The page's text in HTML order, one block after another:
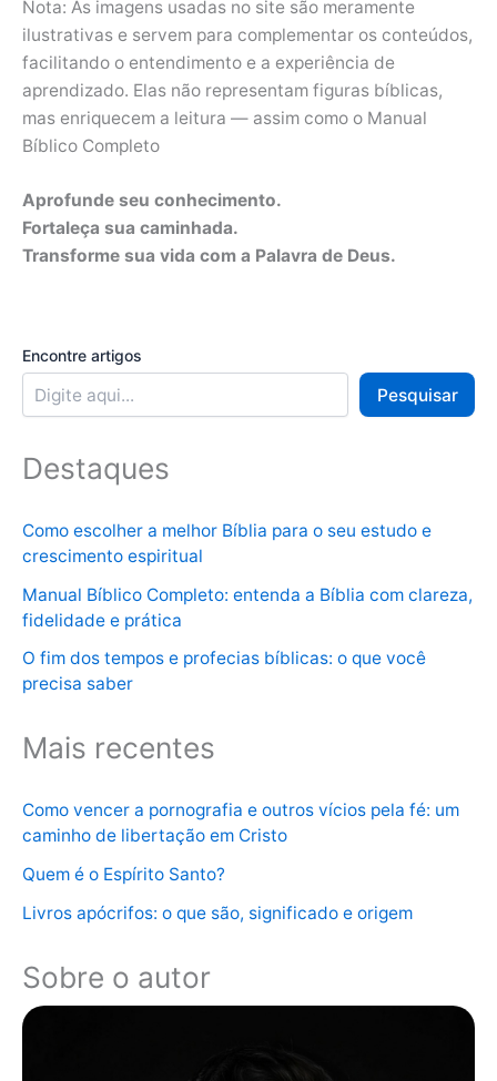
Nota: As imagens usadas no site são meramente
ilustrativas e servem para complementar os conteúdos,
facilitando o entendimento e a experiência de
aprendizado. Elas não representam figuras bíblicas,
mas enriquecem a leitura — assim como o Manual
Bíblico Completo
Aprofunde seu conhecimento.
Fortaleça sua caminhada.
Transforme sua vida com a Palavra de Deus.
Encontre artigos
Pesquisar
Destaques
Como escolher a melhor Bíblia para o seu estudo e
crescimento espiritual
Manual Bíblico Completo: entenda a Bíblia com clareza,
fidelidade e prática
O fim dos tempos e profecias bíblicas: o que você
precisa saber
Mais recentes
Como vencer a pornografia e outros vícios pela fé: um
caminho de libertação em Cristo
Quem é o Espírito Santo?
Livros apócrifos: o que são, significado e origem
Sobre o autor